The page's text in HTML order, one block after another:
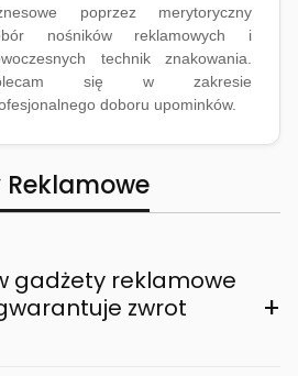
poprzez merytoryczny
nośników reklamowych i
technik znakowania.
się w zakresie
doboru upominków.
Reklamowe
gadżety reklamowe
zwrot
+